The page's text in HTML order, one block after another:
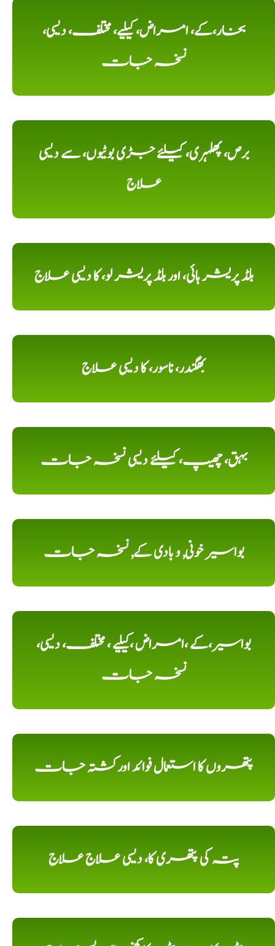
بخار،کے، امراض، کیلیے، مختلف، دیسی،
نسخہ جات
برص، پھلہری، کیلئے جڑی بوٹیوں، سے دیسی
علاج
بلڈ پریشر ہائی، اور بلڈ پریشر لو، کا دیسی علاج
بھگندر، ناسور، کا دیسی علاج
بہق، چھیپ، کیلئے دیسی نسخہ جات
بواسیر خونی, و بادی کے, نسخہ جات
بواسیر،کے ،امراض ،کیلیے ، مختلف، دیسی،
نسخہ جات
پتھروں کا استعمال فوائد اورکشتہ جات
پتہ کی پتھری کا، دیسی علاج علاج